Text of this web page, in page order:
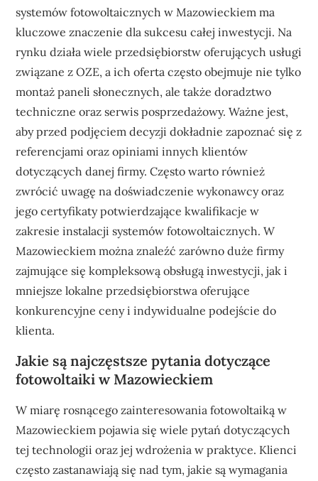
systemów fotowoltaicznych w Mazowieckiem ma
kluczowe znaczenie dla sukcesu całej inwestycji. Na
rynku działa wiele przedsiębiorstw oferujących usługi
związane z OZE, a ich oferta często obejmuje nie tylko
montaż paneli słonecznych, ale także doradztwo
techniczne oraz serwis posprzedażowy. Ważne jest,
aby przed podjęciem decyzji dokładnie zapoznać się z
referencjami oraz opiniami innych klientów
dotyczących danej firmy. Często warto również
zwrócić uwagę na doświadczenie wykonawcy oraz
jego certyfikaty potwierdzające kwalifikacje w
zakresie instalacji systemów fotowoltaicznych. W
Mazowieckiem można znaleźć zarówno duże firmy
zajmujące się kompleksową obsługą inwestycji, jak i
mniejsze lokalne przedsiębiorstwa oferujące
konkurencyjne ceny i indywidualne podejście do
klienta.
Jakie są najczęstsze pytania dotyczące
fotowoltaiki w Mazowieckiem
W miarę rosnącego zainteresowania fotowoltaiką w
Mazowieckiem pojawia się wiele pytań dotyczących
tej technologii oraz jej wdrożenia w praktyce. Klienci
często zastanawiają się nad tym, jakie są wymagania